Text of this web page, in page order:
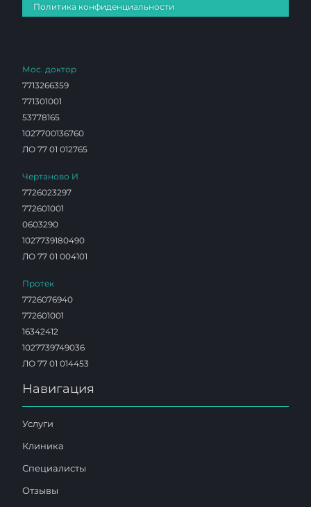
Политика конфиденциальности
Мос. доктор
7713266359
771301001
53778165
1027700136760
ЛО 77 01 012765
Чертаново И
7726023297
772601001
0603290
1027739180490
ЛО 77 01 004101
Протек
7726076940
772601001
16342412
1027739749036
ЛО 77 01 014453
Навигация
Услуги
Клиника
Специалисты
Отзывы